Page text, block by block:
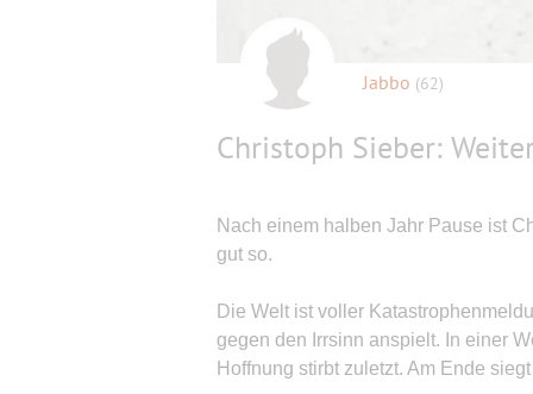
Jabbo (62)
Christoph Sieber:
Nach einem halben Jahr Pause ist
gut so.
Die Welt ist voller
gegen den Irrsinn anspielt. In einer
Hoffnung stirbt zuletzt. Am Ende